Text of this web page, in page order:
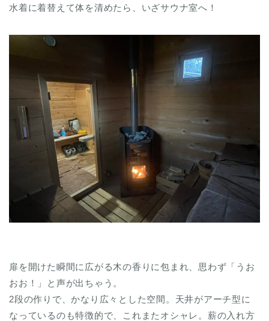
水着に着替えて体を清めたら、いざサウナ室へ！
扉を開けた瞬間に広がる木の香りに包まれ、思わず「うお
おお！」と声が出ちゃう。
2段の作りで、かなり広々とした空間。天井がアーチ型に
なっているのも特徴的で、これまたオシャレ。薪の入れ方